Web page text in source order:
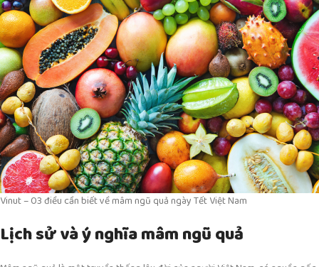
Vinut – 03 điều cần biết về mâm ngũ quả ngày Tết Việt Nam
Lịch sử và ý nghĩa mâm ngũ quả